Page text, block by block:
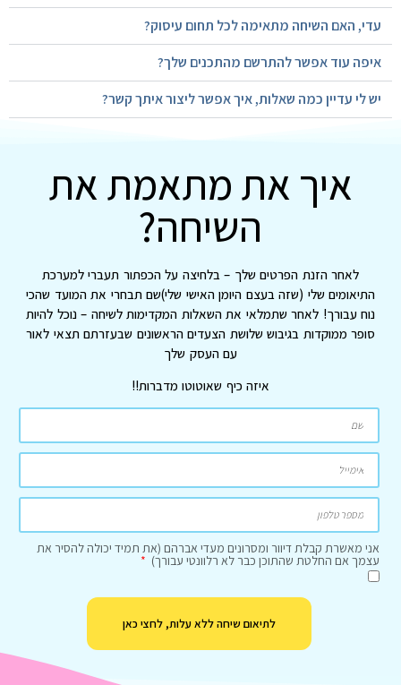
עדי, האם השיחה מתאימה לכל תחום עיסוק?
איפה עוד אפשר להתרשם מהתכנים שלך?
יש לי עדיין כמה שאלות, איך אפשר ליצור איתך קשר?
איך את מתאמת את
השיחה?
לאחר הזנת הפרטים שלך – בלחיצה על הכפתור תעברי למערכת
התיאומים שלי (שזה בעצם היומן האישי שלי)שם תבחרי את המועד שהכי
נוח עבורך! לאחר שתמלאי את השאלות המקדימות לשיחה – נוכל להיות
סופר ממוקדות בגיבוש שלושת הצעדים הראשונים שבעזרתם תצאי לאור
עם העסק שלך
איזה כיף שאוטוטו מדברות!!
אני מאשרת קבלת דיוור ומסרונים מעדי אברהם (את תמיד יכולה להסיר את
עצמך אם החלטת שהתוכן כבר לא רלוונטי עבורך)
לתיאום שיחה ללא עלות, לחצי כאן